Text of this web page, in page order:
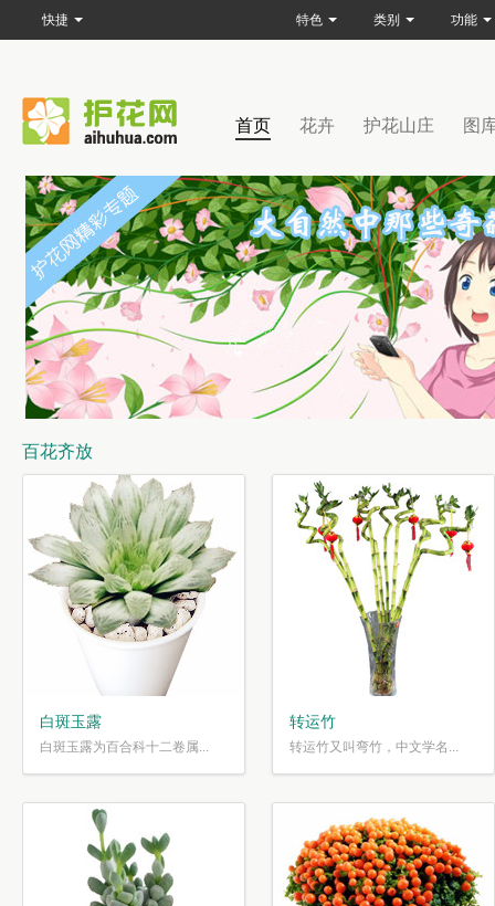
首页 花卉 护花山庄 图
百花齐放
白斑玉露
白斑玉露为百合科十二卷属...
转运竹
转运竹又叫弯竹，中文学名...
快捷 特色 类别 功能